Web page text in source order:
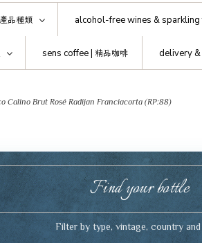
產品種類 alcohol-free wines & sparkling
sens coffee | 精品咖啡 delivery &
Brut Rosé Radijan Franciacorta (RP:88)
Find your bottle
Filter by type, vintage, country